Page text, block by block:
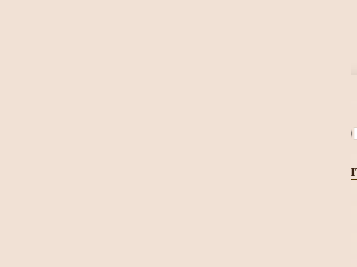
Aktuelle Angebote
DIE LICHTBRÜCKE ZU DEINEN LIEBSTEN IM